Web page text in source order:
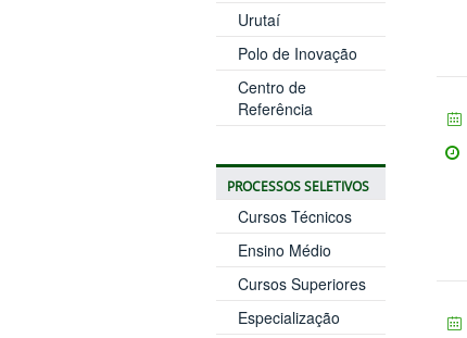
Urutaí
Polo de Inovação
Centro de
Referência
PROCESSOS SELETIVOS
Cursos Técnicos
Ensino Médio
Cursos Superiores
Especialização